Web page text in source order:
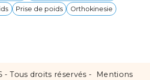
Prise de poids Orthokinesie
- Tous droits réservés -
Mentions